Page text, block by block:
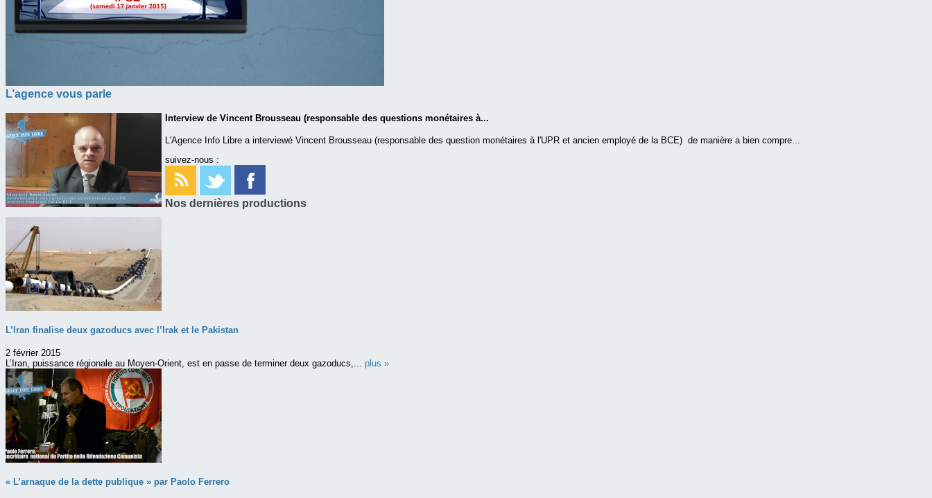
L’agence vous parle
Interview de Vincent Brousseau (responsable des questions monétaires à...
L'Agence Info Libre a interviewé Vincent Brousseau (responsable des question monétaires à l'UPR et ancien employé de la BCE) de manière a bien compre...
suivez-nous :
Nos dernières productions
L’Iran finalise deux gazoducs avec l’Irak et le Pakistan
2 février 2015
L’Iran, puissance régionale au Moyen-Orient, est en passe de terminer deux gazoducs,... plus »
« L’arnaque de la dette publique » par Paolo Ferrero